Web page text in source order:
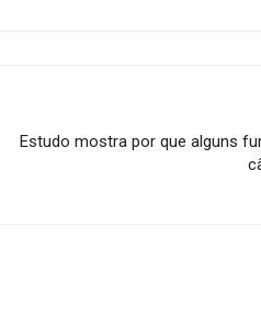
Estudo mostra por que alguns